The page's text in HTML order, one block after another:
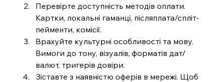
Перевірте доступність методів оплати.
Картки, локальні гаманці, післяплата/спліт-
пейменти, комісії.
Врахуйте культурні особливості та мову.
Вимоги до тону, візуалів, форматів дат/
валют, тригерів довіри.
Зіставте з наявністю оферів в мережі. Щоб